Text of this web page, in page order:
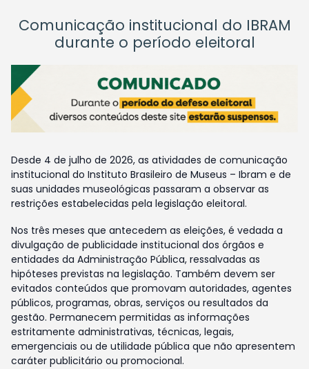
Comunicação institucional do IBRAM
durante o período eleitoral
Desde 4 de julho de 2026, as atividades de comunicação
institucional do Instituto Brasileiro de Museus – Ibram e de
suas unidades museológicas passaram a observar as
restrições estabelecidas pela legislação eleitoral.
Nos três meses que antecedem as eleições, é vedada a
divulgação de publicidade institucional dos órgãos e
entidades da Administração Pública, ressalvadas as
hipóteses previstas na legislação. Também devem ser
evitados conteúdos que promovam autoridades, agentes
públicos, programas, obras, serviços ou resultados da
gestão. Permanecem permitidas as informações
estritamente administrativas, técnicas, legais,
emergenciais ou de utilidade pública que não apresentem
caráter publicitário ou promocional.